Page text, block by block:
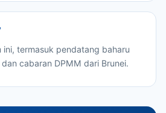
ini, termasuk pendatang baharu
dan cabaran DPMM dari Brunei.